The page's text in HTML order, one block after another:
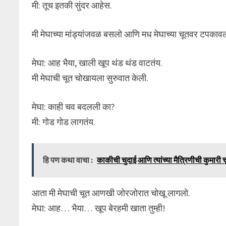
मी: तूच इतकी सुंदर आहेस.
मी मेघाच्या मांड्यांजवळ बसलो आणि मध मेघाच्या चूतवर
मेघा: आह भैया, खाली खूप थंड थंड वाटतंय.
मी मेघाची चूत चोखायला सुरुवात केली.
मेघा: काही चव बदलली का?
मी: गोड गोड लागतंय.
हि पण कथा वाचा : काकीची चुदाई आणि त्यांच्या मैत्रिणीची कुमारी
आता मी मेघाची चूत आणखी जोरजोरात चोखू लागलो.
मेघा: आह… भैया… खूप बेरहमी खाता तुम्ही!